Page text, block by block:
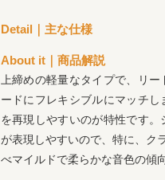
Detail｜主な仕様
About it｜商品解説
上締めの軽量なタイプで、リ
ードにフレキシブルにマッチ
を再現しやすいのが特性です
が表現しやすいので、特に、ク
べマイルドで柔らかな音色の傾